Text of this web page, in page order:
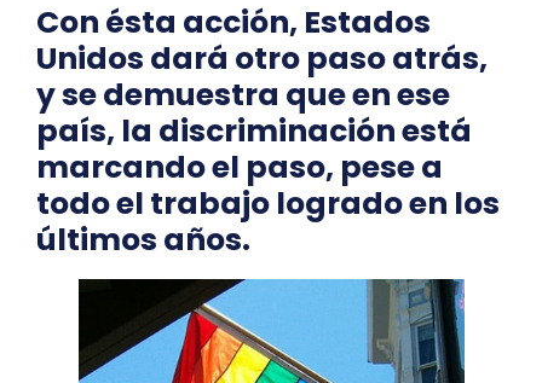
Con ésta acción, Estados
Unidos dará otro paso atrás,
y se demuestra que en ese
país, la discriminación está
marcando el paso, pese a
todo el trabajo logrado en los
últimos años.